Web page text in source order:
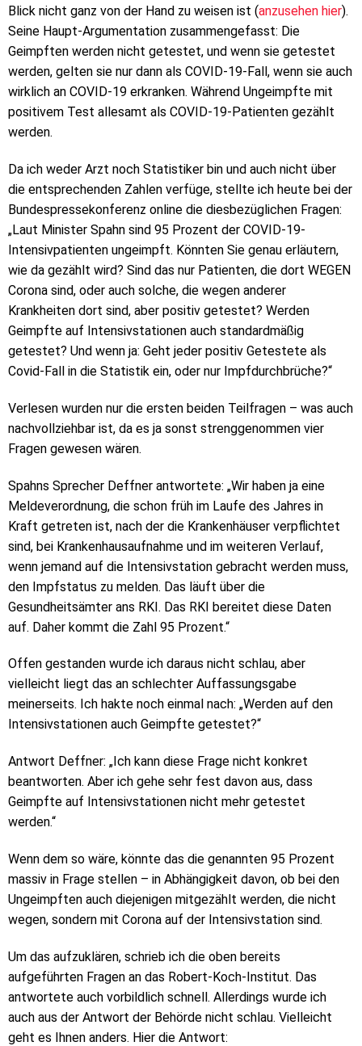
Blick nicht ganz von der Hand zu weisen ist (anzusehen hier).
Seine Haupt-Argumentation zusammengefasst: Die
Geimpften werden nicht getestet, und wenn sie getestet
werden, gelten sie nur dann als COVID-19-Fall, wenn sie auch
wirklich an COVID-19 erkranken. Während Ungeimpfte mit
positivem Test allesamt als COVID-19-Patienten gezählt
werden.
Da ich weder Arzt noch Statistiker bin und auch nicht über
die entsprechenden Zahlen verfüge, stellte ich heute bei der
Bundespressekonferenz online die diesbezüglichen Fragen:
„Laut Minister Spahn sind 95 Prozent der COVID-19-
Intensivpatienten ungeimpft. Könnten Sie genau erläutern,
wie da gezählt wird? Sind das nur Patienten, die dort WEGEN
Corona sind, oder auch solche, die wegen anderer
Krankheiten dort sind, aber positiv getestet? Werden
Geimpfte auf Intensivstationen auch standardmäßig
getestet? Und wenn ja: Geht jeder positiv Getestete als
Covid-Fall in die Statistik ein, oder nur Impfdurchbrüche?“
Verlesen wurden nur die ersten beiden Teilfragen – was auch
nachvollziehbar ist, da es ja sonst strenggenommen vier
Fragen gewesen wären.
Spahns Sprecher Deffner antwortete: „Wir haben ja eine
Meldeverordnung, die schon früh im Laufe des Jahres in
Kraft getreten ist, nach der die Krankenhäuser verpflichtet
sind, bei Krankenhausaufnahme und im weiteren Verlauf,
wenn jemand auf die Intensivstation gebracht werden muss,
den Impfstatus zu melden. Das läuft über die
Gesundheitsämter ans RKI. Das RKI bereitet diese Daten
auf. Daher kommt die Zahl 95 Prozent.“
Offen gestanden wurde ich daraus nicht schlau, aber
vielleicht liegt das an schlechter Auffassungsgabe
meinerseits. Ich hakte noch einmal nach: „Werden auf den
Intensivstationen auch Geimpfte getestet?“
Antwort Deffner: „Ich kann diese Frage nicht konkret
beantworten. Aber ich gehe sehr fest davon aus, dass
Geimpfte auf Intensivstationen nicht mehr getestet
werden.“
Wenn dem so wäre, könnte das die genannten 95 Prozent
massiv in Frage stellen – in Abhängigkeit davon, ob bei den
Ungeimpften auch diejenigen mitgezählt werden, die nicht
wegen, sondern mit Corona auf der Intensivstation sind.
Um das aufzuklären, schrieb ich die oben bereits
aufgeführten Fragen an das Robert-Koch-Institut. Das
antwortete auch vorbildlich schnell. Allerdings wurde ich
auch aus der Antwort der Behörde nicht schlau. Vielleicht
geht es Ihnen anders. Hier die Antwort: